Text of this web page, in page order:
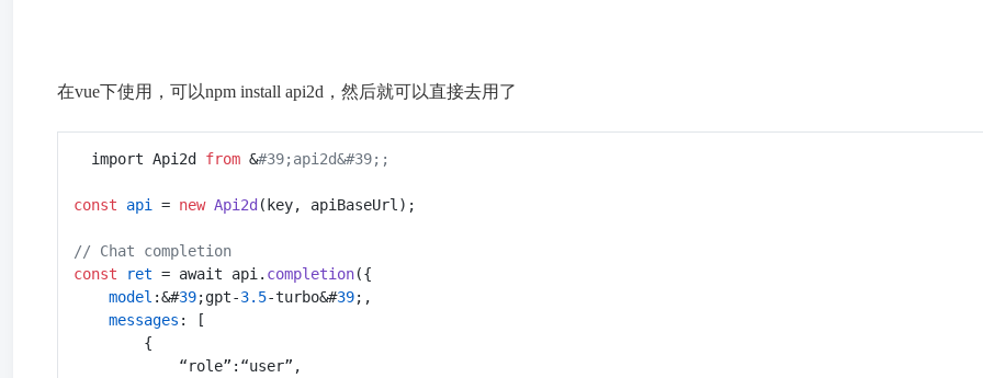
在vue下使用，可以npm install api2d，然后就可以直接去用了
import Api2d from &#39;api2d&#39;;
const api = new Api2d (key, apiBaseUrl);
// Chat completion
const
ret = await api. completion
model :&#39;gpt-3.5-turbo&#39
messages : [
{
“role”:“user”,